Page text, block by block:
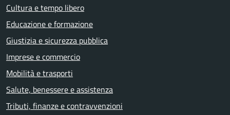
Cultura e tempo libero
Educazione e formazione
Giustizia e sicurezza pubblica
Imprese e commercio
Mobilità e trasporti
Salute, benessere e assistenza
Tributi, finanze e contravvenzioni